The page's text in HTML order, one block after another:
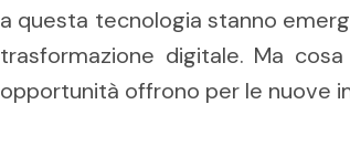
a questa tecnologia stanno
trasformazione digitale. Ma
opportunità offrono per le nuove